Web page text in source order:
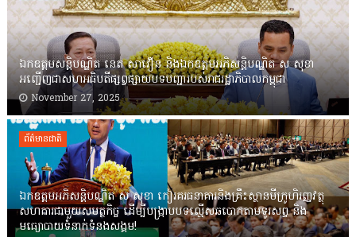
ឯកឧត្តមសន្តិបណ្ឌិត នេត សាវឿន និងឯកឧត្តមអភិសន្តិបណ្ឌិត ស សុខា
អញ្ជើញជាសហអធិបតីផ្សព្វផ្សាយបទបញ្ជារបស់រាជរដ្ឋាភិបាលកម្ពុជា
November 27, 2025
ព័ត៌មានជាតិ
ឯកឧត្តមអភិសន្តិបណ្ឌិត ស សុខា កៀរគរធនាគារនិងគ្រឹះស្ថានមីក្រូហិរញ្ញវត្ថុ
សហការជាមួយសមត្ថកិច្ច ដើម្បីបង្ក្រាបបទល្មើសឆបោកតាមទូរសព្ទ និង
មធ្យោបាយទំនាក់ទំនងសង្គម!